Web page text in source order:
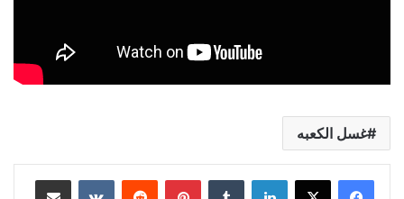
غسل الكعبه
لينكدإن بينتيريست